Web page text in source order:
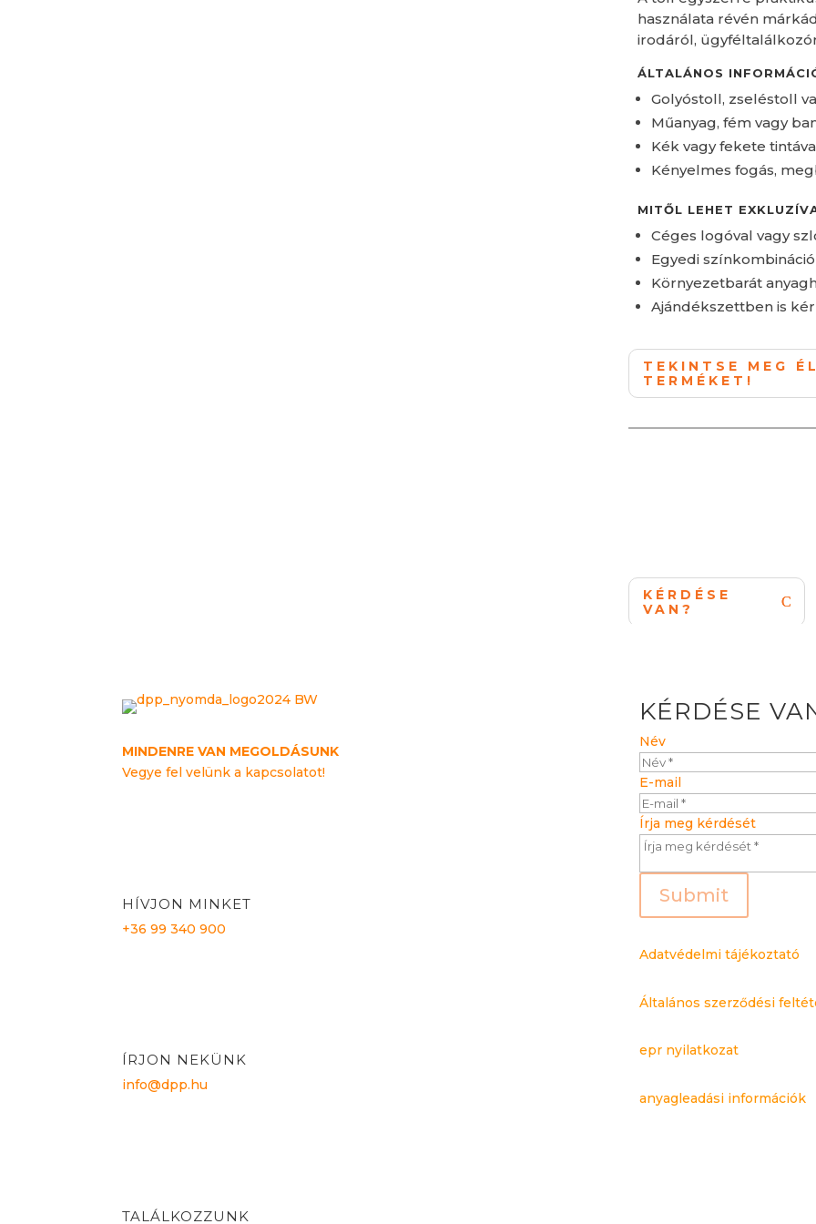
használata révén
irodáról,
ÁLTALÁNOS
Golyóstoll, zseléstoll
Műanyag, fém vagy
Kék vagy fekete
Kényelmes fogás,
MITŐL LEHET
Céges logóval vagy
Egyedi
Környezetbarát
Ajándékszettben is
TEKINTSE MEG
TERMÉKET!
KÉRDÉSE
VAN?
MINDENRE VAN MEGOLDÁSUNK
Vegye fel velünk a kapcsolatot!
HÍVJON MINKET
+36 99 340 900
ÍRJON NEKÜNK
info@dpp.hu
TALÁLKOZZUNK
KÉRDÉSE
Név
E-mail
Írja meg kérdését
Submit
Adatvédelmi tájékoztató
Általános szerződési
epr nyilatkozat
anyagleadási információk